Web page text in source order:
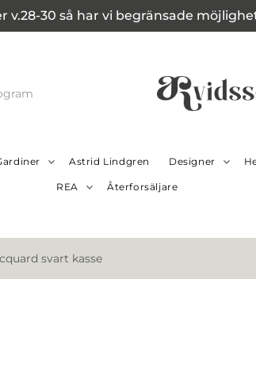
v.28-30 så har vi begränsade
Astrid Lindgren Designer
REA Återforsäljare
svart kasse